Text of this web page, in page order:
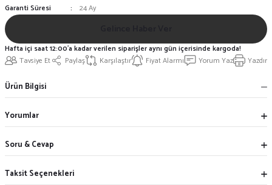
Garanti Süresi
24 Ay
Tavsiye Et Paylaş Karşılaştır Fiyat Alarmı Yorum Yaz Yazdır
Hafta içi saat 12:00'a kadar verilen siparişler aynı gün içerisinde kargoda!
Ürün Bilgisi
Yorumlar
Soru & Cevap
Taksit Seçenekleri